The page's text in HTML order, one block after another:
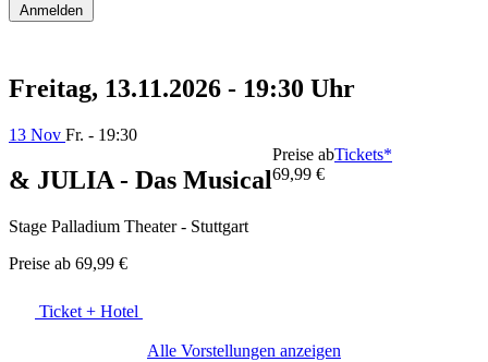
Anmelden
Freitag, 13.11.2026 - 19:30 Uhr
13 Nov Fr. - 19:30
& JULIA - Das Musical
Stage Palladium Theater - Stuttgart
Preise ab 69,99 €
Preise ab
69,99 €
Tickets*
Ticket + Hotel
Alle Vorstellungen anzeigen